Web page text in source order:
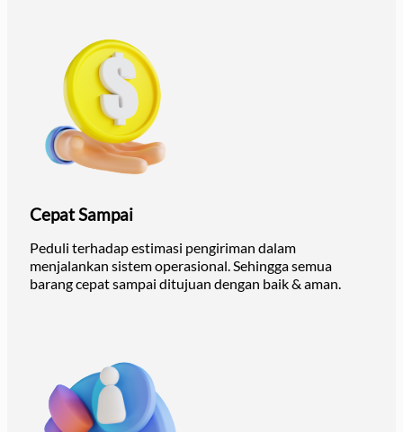
Cepat Sampai
Peduli terhadap estimasi pengiriman dalam
menjalankan sistem operasional. Sehingga semua
barang cepat sampai ditujuan dengan baik & aman.